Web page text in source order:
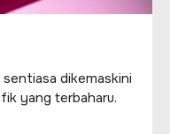
dikemaskini
yang terbaharu.